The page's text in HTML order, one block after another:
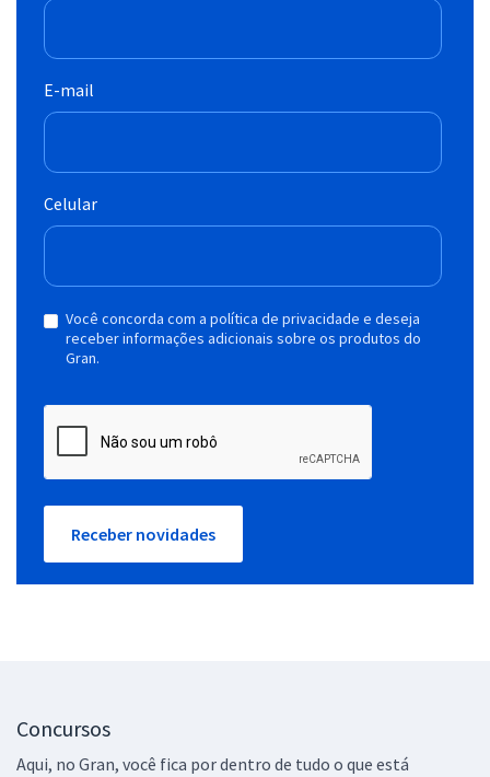
E-mail
Celular
Você concorda com a política de privacidade e deseja
receber informações adicionais sobre os produtos do
Gran.
Receber novidades
Concursos
Aqui, no Gran, você fica por dentro de tudo o que está